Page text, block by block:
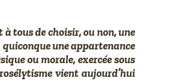
tous de choisir, ou non, une
quiconque une appartenance
ou morale, exercée sous
vient aujourd’hui